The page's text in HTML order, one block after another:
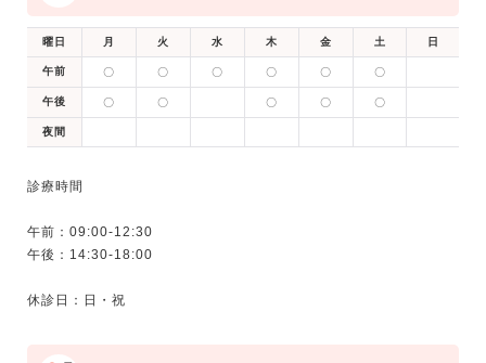
曜日 月 火 水 木 金 土 日
午前 〇 〇 〇 〇 〇 〇
午後 〇 〇 〇 〇 〇
夜間
診療時間
午前：09:00-12:30
午後：14:30-18:00